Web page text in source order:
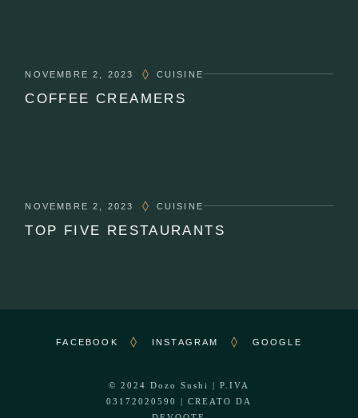
NOVEMBRE 2, 2023 CUISINE
COFFEE CREAMERS
NOVEMBRE 2, 2023 CUISINE
TOP FIVE RESTAURANTS
FACEBOOK INSTAGRAM GOOGLE
© 2024 Dozo Sushi
| P.IVA
03172020590 | CREATO DA